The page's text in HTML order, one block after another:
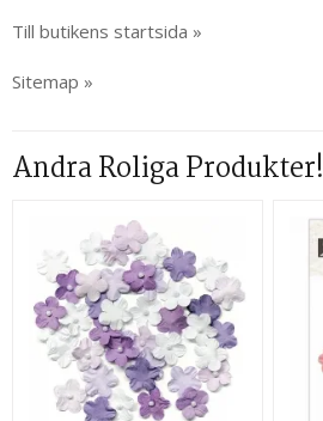
Till butikens startsida »
Sitemap »
Andra Roliga Produkter!